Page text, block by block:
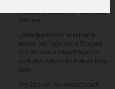
Walnuss.
Echtholzschmuck strahlt eine
warme und organische Eleganz
aus, die sowohl den Träger als
auch den Betrachter in ihren Bann
zieht.
Der Charme von Holzschmuck